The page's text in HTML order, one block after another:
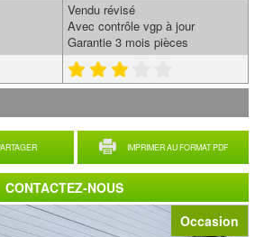
Occasion
IMPRIMER AU FORMAT PDF
Vendu révisé
Avec contrôle vgp à jour
Garantie 3 mois pièces
CONTACTEZ-NOUS